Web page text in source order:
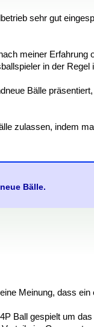
sehr gut
meiner Erfahrung
in der
Bälle
zulassen, indem
Bälle.
Meinung, dass
Ball gespielt um